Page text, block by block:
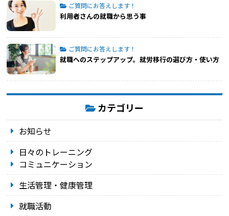
ご質問にお答えします！
利用者さんの就職から思う事
ご質問にお答えします！
就職へのステップアップ。就労移行の選び方・使い方
カテゴリー
お知らせ
日々のトレーニング
コミュニケーション
生活管理・健康管理
就職活動